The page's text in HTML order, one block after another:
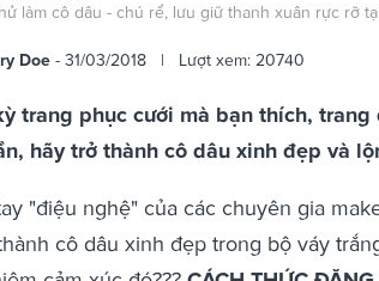
làm cô dâu - chú rể, lưu giữ thanh xuân rực rỡ
Doe - 31/03/2018 | Lượt xem: 20740
trang phục cưới mà bạn thích,
hãy trở thành cô dâu xinh đẹp và
"điệu nghệ" của các chuyên gia
cô dâu xinh đẹp trong bộ váy